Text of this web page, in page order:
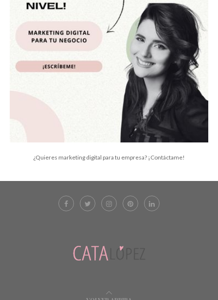
¿Quieres marketing digital para tu empresa? ¡Contáctame!